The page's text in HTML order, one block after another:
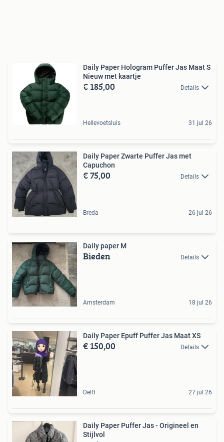
Daily Paper Hologram Puffer Jas Maat S
Nieuw met kaartje
€ 185,00 Details
Hellevoetsluis 31 jul 26
Daily Paper Zwarte Puffer Jas met
Capuchon
€ 75,00 Details
Breda 26 jul 26
Daily paper M
Bieden Details
Amsterdam 18 jul 26
Daily Paper Epuff Puffer Jas Maat XS
€ 150,00 Details
Delft 27 jul 26
Daily Paper Puffer Jas - Origineel en
Stijlvol